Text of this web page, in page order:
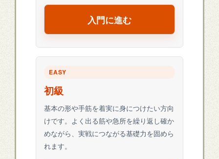
入門に進む
EASY
初級
基本の形や手筋を着実に身につけたい方向
けです。よく出る筋や急所を繰り返し確か
めながら、実戦につながる基礎力を固めら
れます。